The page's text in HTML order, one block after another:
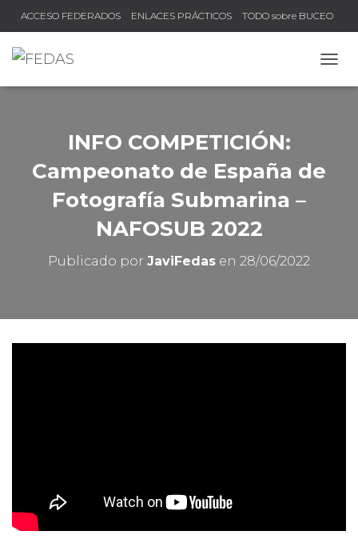
ACCESO FEDERADOS ENLACES PRÁCTICOS TODO sobre BUCEO
INFO COMPETICIÓN:
Campeonato de España de
Fotografía Submarina –
NAFOSUB 2022
Publicado por JaviFedas en 28/06/2022